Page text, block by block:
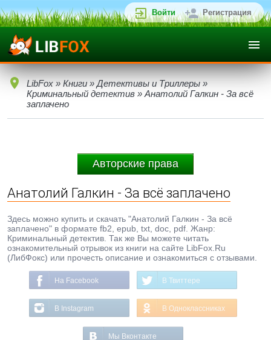
Войти Регистрация
LibFox » Книги » Детективы и Триллеры »
Криминальный детектив » Анатолий Галкин - За всё
заплачено
Авторские права
Анатолий Галкин - За всё заплачено
Здесь можно купить и скачать "Анатолий Галкин - За всё
заплачено" в формате fb2, epub, txt, doc, pdf. Жанр:
Криминальный детектив. Так же Вы можете читать
ознакомительный отрывок из книги на сайте LibFox.Ru
(ЛибФокс) или прочесть описание и ознакомиться с отзывами.
На Facebook В Твиттере
В Instagram В Одноклассниках
Мы Вконтакте